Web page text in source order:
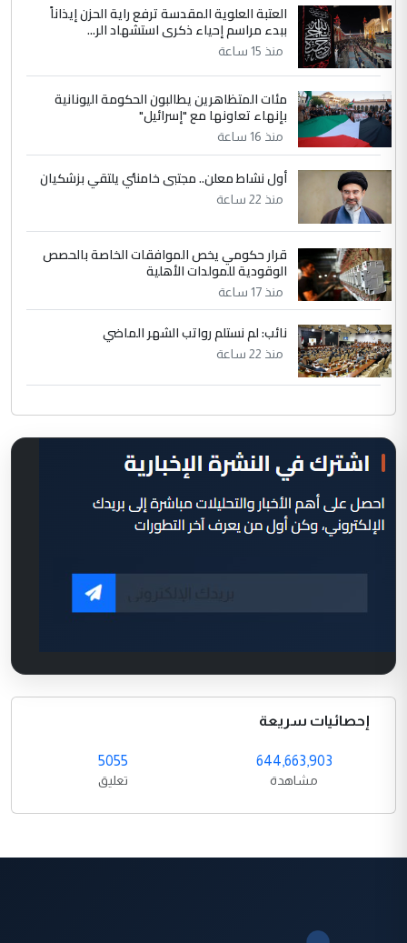
العتبة العلوية المقدسة ترفع راية الحزن إيذاناً
ببدء مراسم إحياء ذكرى استشهاد الر...
منذ 15 ساعة
مئات المتظاهرين يطالبون الحكومة اليونانية
بإنهاء تعاونها مع "إسرائيل"
منذ 16 ساعة
أول نشاط معلن.. مجتبى خامنئي يلتقي بزشكيان
منذ 22 ساعة
قرار حكومي يخص الموافقات الخاصة بالحصص
الوقودية للمولدات الأهلية
منذ 17 ساعة
نائب: لم نستلم رواتب الشهر الماضي
منذ 22 ساعة
إحصائيات سريعة
644,663,903
مشاهدة
5055
تعليق